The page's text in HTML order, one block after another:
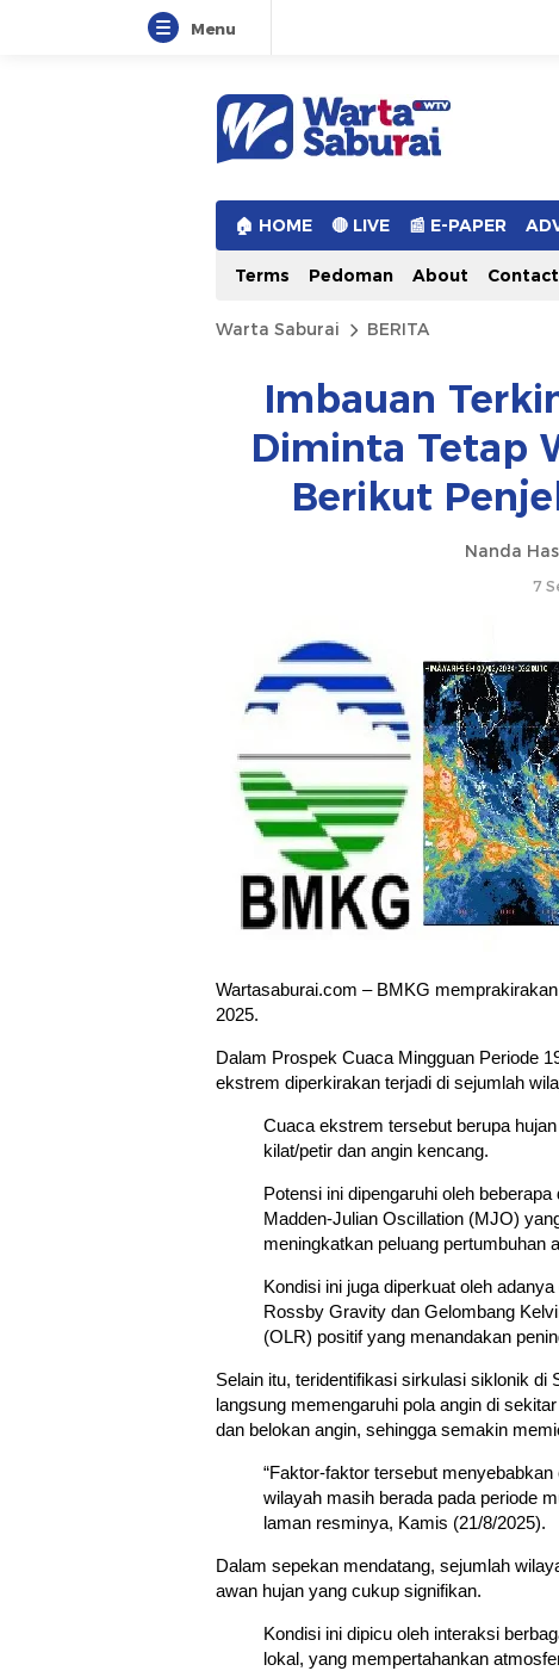
Menu
Warta Saburai
Sumber Informasi Terkini
🏠︎ HOME 🔴 LIVE 📰 E-PAPER
Terms Pedoman About Contact
Warta Saburai BERITA
Imbauan
Diminta Tetap
Berikut
Nanda
7
Wartasaburai.com – BMKG
2025.
Dalam Prospek Cuaca Mingguan Periode
ekstrem diperkirakan terjadi di sejumlah
Cuaca ekstrem tersebut berupa
kilat/petir dan angin kencang.
Potensi ini dipengaruhi oleh
Madden-Julian Oscillation (MJO)
meningkatkan peluang pertumbuhan
Kondisi ini juga diperkuat oleh
Rossby Gravity dan Gelombang
(OLR) positif yang menandakan
Selain itu, teridentifikasi sirkulasi siklonik
langsung memengaruhi pola angin di
dan belokan angin, sehingga semakin
“Faktor-faktor tersebut
wilayah masih berada pada periode
laman resminya, Kamis (21/8/2025).
Dalam sepekan mendatang, sejumlah
awan hujan yang cukup signifikan.
Kondisi ini dipicu oleh interaksi
lokal, yang mempertahankan